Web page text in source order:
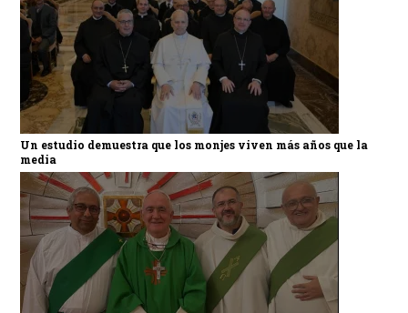
Un estudio demuestra que los monjes viven más años que la
media